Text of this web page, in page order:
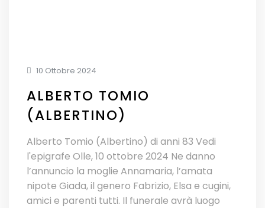
10 Ottobre 2024
ALBERTO TOMIO
(ALBERTINO)
Alberto Tomio (Albertino) di anni 83 Vedi
l'epigrafe Olle, 10 ottobre 2024 Ne danno
l’annuncio la moglie Annamaria, l’amata
nipote Giada, il genero Fabrizio, Elsa e cugini,
amici e parenti tutti. Il funerale avrà luogo